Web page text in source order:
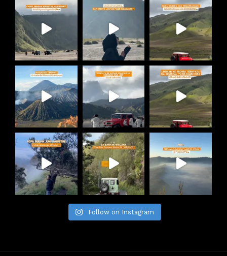
Follow on Instagram